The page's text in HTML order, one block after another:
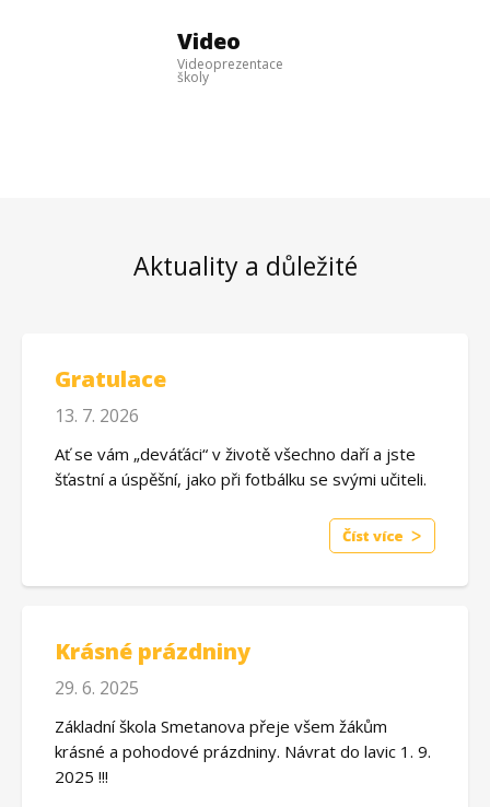
Video
Videoprezentace
školy
Aktuality a důležité
Gratulace
13. 7. 2026
Ať se vám „deváťáci“ v životě všechno daří a jste
šťastní a úspěšní, jako při fotbálku se svými učiteli.
Číst více
Krásné prázdniny
29. 6. 2025
Základní škola Smetanova přeje všem žákům
krásné a pohodové prázdniny. Návrat do lavic 1. 9.
2025 !!!